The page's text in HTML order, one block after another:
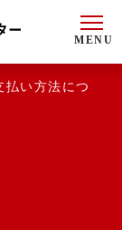
MENU
払い方法につ